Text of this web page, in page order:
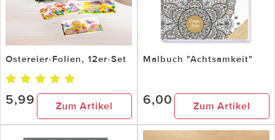
Ostereier-Folien, 12er-Set
5,99 Zum Artikel
Malbuch "Achtsamkeit"
6,00 Zum Artikel